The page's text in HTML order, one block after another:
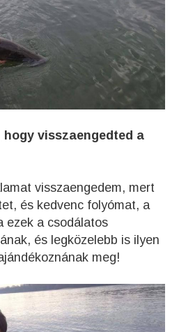
hogy visszaengedted a
visszaengedem, mert
és kedvenc folyómat, a
ezek a csodálatos
és legközelebb is ilyen
meg!